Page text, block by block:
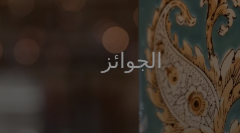
الجوائز